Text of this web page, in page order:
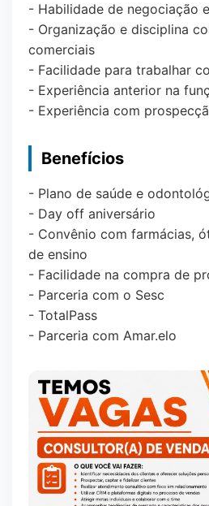
- Habilidade de negociação
- Organização e disciplina
comerciais
- Facilidade para trabalhar
- Experiência anterior na
- Experiência com
Benefícios
- Plano de saúde e
- Day off aniversário
- Convênio com farmácias,
de ensino
- Facilidade na compra de
- Parceria com o Sesc
- TotalPass
- Parceria com Amar.elo